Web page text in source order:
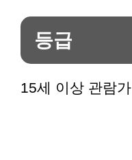
등급
15세 이상 관람가